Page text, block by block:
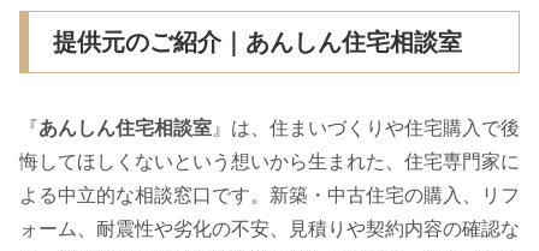
提供元のご紹介｜あんしん住宅相談室
『あんしん住宅相談室 』は、住まいづくりや住宅購入で後
悔してほしくないという想いから生まれた、住宅専門家に
よる中立的な相談窓口です。新築・中古住宅の購入、リフ
ォーム、耐震性や劣化の不安、見積りや契約内容の確認な